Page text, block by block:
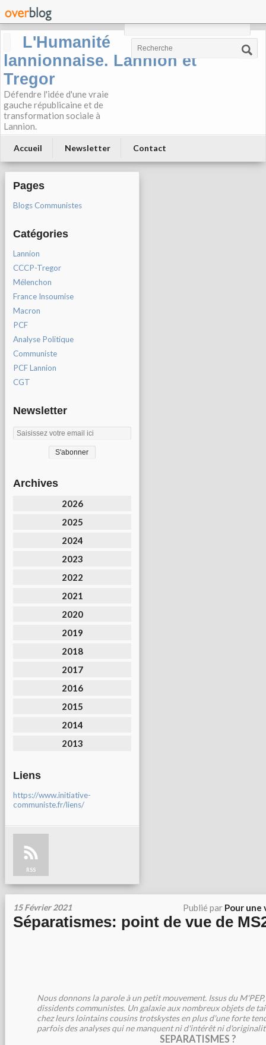
L'Humanité
lannionnaise. Lannion et
Tregor
Défendre l'idée d'une vraie
gauche républicaine et de
transformation sociale à
Lannion.
Accueil Newsletter Contact
Pages
Blogs Communistes
Catégories
Lannion
CCCP-Tregor
Mélenchon
France Insoumise
Macron
PCF
Analyse Politique
Communiste
PCF Lannion
CGT
Newsletter
Archives
2026
2025
2024
2023
2022
2021
2020
2019
2018
2017
2016
2015
2014
2013
Liens
https://www.initiative-
communiste.fr/liens/
RSS
15 Février 2021 Publié par Pour une
Séparatismes: point de vue de
Nous donnons la parole à un petit mouvement. Issus du
dissidents communistes. Un galaxie aux nombreux objets de
chez leurs lointains cousins trotskystes en plus d'une forte
parfois des analyses qui ne manquent ni d'intérêt ni
SEPARATISMES ?